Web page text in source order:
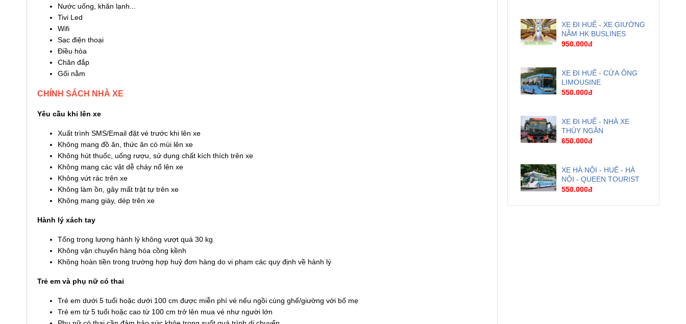
Nước uống, khăn lạnh...
Tivi Led
Wifi
Sạc điện thoại
Điều hòa
Chăn đắp
Gối nằm
CHÍNH SÁCH NHÀ XE
Yêu cầu khi lên xe
Xuất trình SMS/Email đặt vé trước khi lên xe
Không mang đồ ăn, thức ăn có mùi lên xe
Không hút thuốc, uống rượu, sử dụng chất kích thích trên xe
Không mang các vật dễ cháy nổ lên xe
Không vứt rác trên xe
Không làm ồn, gây mất trật tự trên xe
Không mang giày, dép trên xe
Hành lý xách tay
Tổng trọng lượng hành lý không vượt quá 30 kg
Không vận chuyển hàng hóa cồng kềnh
Không hoàn tiền trong trường hợp huỷ đơn hàng do vi phạm các quy định về hành lý
Trẻ em và phụ nữ có thai
Trẻ em dưới 5 tuổi hoặc dưới 100 cm được miễn phí vé nếu ngồi cùng ghế/giường với bố mẹ
Trẻ em từ 5 tuổi hoặc cao từ 100 cm trở lên mua vé như người lớn
XE ĐI HUẾ - XE GIƯỜNG
NẰM HK BUSLINES
950.000đ
XE ĐI HUẾ - CỬA ÔNG
LIMOUSINE
550.000đ
XE ĐI HUẾ - NHÀ XE
THỦY NGÂN
650.000đ
XE HÀ NỘI - HUẾ - HÀ
NỘI - QUEEN TOURIST
550.000đ